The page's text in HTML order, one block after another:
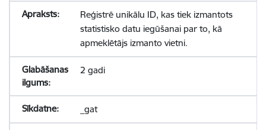
Reģistrē unikālu ID, kas tiek izmantots
statistisko datu iegūšanai par to, kā
apmeklētājs izmanto vietni.
2 gadi
_gat